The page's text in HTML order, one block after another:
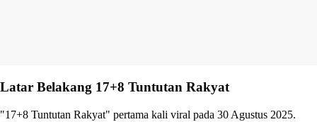
Latar Belakang 17+8 Tuntutan Rakyat
"17+8 Tuntutan Rakyat" pertama kali viral pada 30 Agustus 2025.